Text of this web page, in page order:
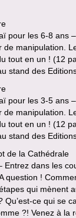
pour les 6-8 ans
de manipulation.
tout en un ! (12
stand des
pour les 3-5 ans
de manipulation.
tout en un ! (12
stand des
de la Cathédrale
Entrez dans les
question !
qui mènent
Qu’est-ce qui se
?! Venez à la